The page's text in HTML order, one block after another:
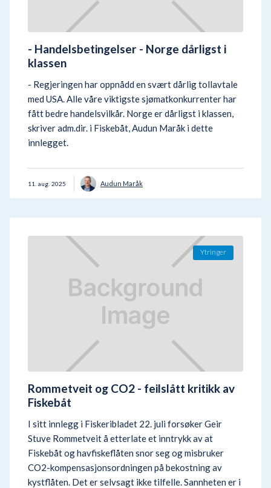
- Handelsbetingelser - Norge dårligst i
klassen
- Regjeringen har oppnådd en svært dårlig tollavtale
med USA. Alle våre viktigste sjømatkonkurrenter har
fått bedre handelsvilkår. Norge er dårligst i klassen,
skriver adm.dir. i Fiskebåt, Audun Maråk i dette
innlegget.
11 aug. 2025 Audun Maråk
Ytringer
Rommetveit og CO2 - feilslått kritikk av
Fiskebåt
I sitt innlegg i Fiskeribladet 22. juli forsøker Geir
Stuve Rommetveit å etterlate et inntrykk av at
Fiskebåt og havfiskeflåten snor seg og misbruker
CO2-kompensasjonsordningen på bekostning av
kystflåten. Det er selvsagt ikke tilfelle. Sannheten er i